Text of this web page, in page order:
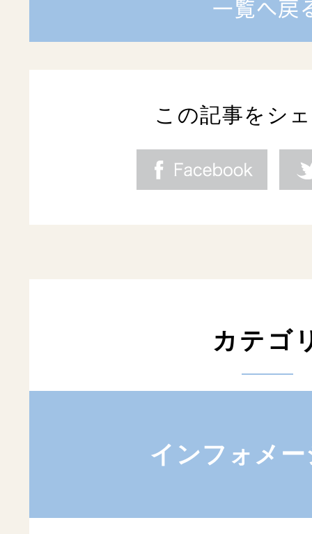
この記事をシ
カテゴ
インフォメ